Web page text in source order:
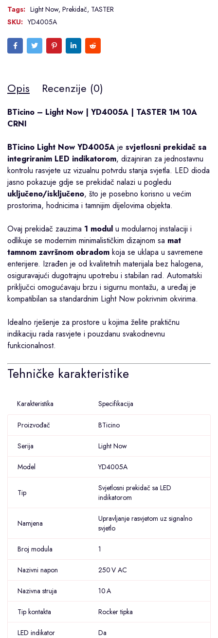
Tags: Light Now, Prekidač, TASTER
SKU: YD4005A
Opis Recenzije (0)
BTicino – Light Now | YD4005A | TASTER 1M 10A
CRNI
BTicino Light Now YD4005A je svjetlosni prekidač sa
integriranim LED indikatorom, dizajniran za jednostavnu
kontrolu rasvjete uz vizualnu potvrdu stanja svjetla. LED dioda
jasno pokazuje gdje se prekidač nalazi u pogledu
uključeno/isključeno, što je posebno korisno u većim
prostorima, hodnicima i tamnijim dijelovima objekta.
Ovaj prekidač zauzima 1 modul u modularnoj instalaciji i
odlikuje se modernim minimalističkim dizajnom sa mat
tamnom završnom obradom koja se uklapa u savremene
enterijere. Izrađen je od kvalitetnih materijala bez halogena,
osiguravajući dugotrajnu upotrebu i stabilan rad. Automatski
priključci omogućavaju brzu i sigurnu montažu, a uređaj je
kompatibilan sa standardnim Light Now pokrivnim okvirima.
Idealno rješenje za prostore u kojima želite praktičnu
indikaciju rada rasvjete i pouzdanu svakodnevnu
funkcionalnost.
Tehničke karakteristike
Karakteristika Specifikacija
Proizvođač BTicino
Serija Light Now
Model YD4005A
Tip
Svjetlosni prekidač sa LED
indikatorom
Namjena
Upravljanje rasvjetom uz signalno
svjetlo
Broj modula 1
Nazivni napon 250 V AC
Nazivna struja 10 A
Tip kontakta Rocker tipka
LED indikator Da